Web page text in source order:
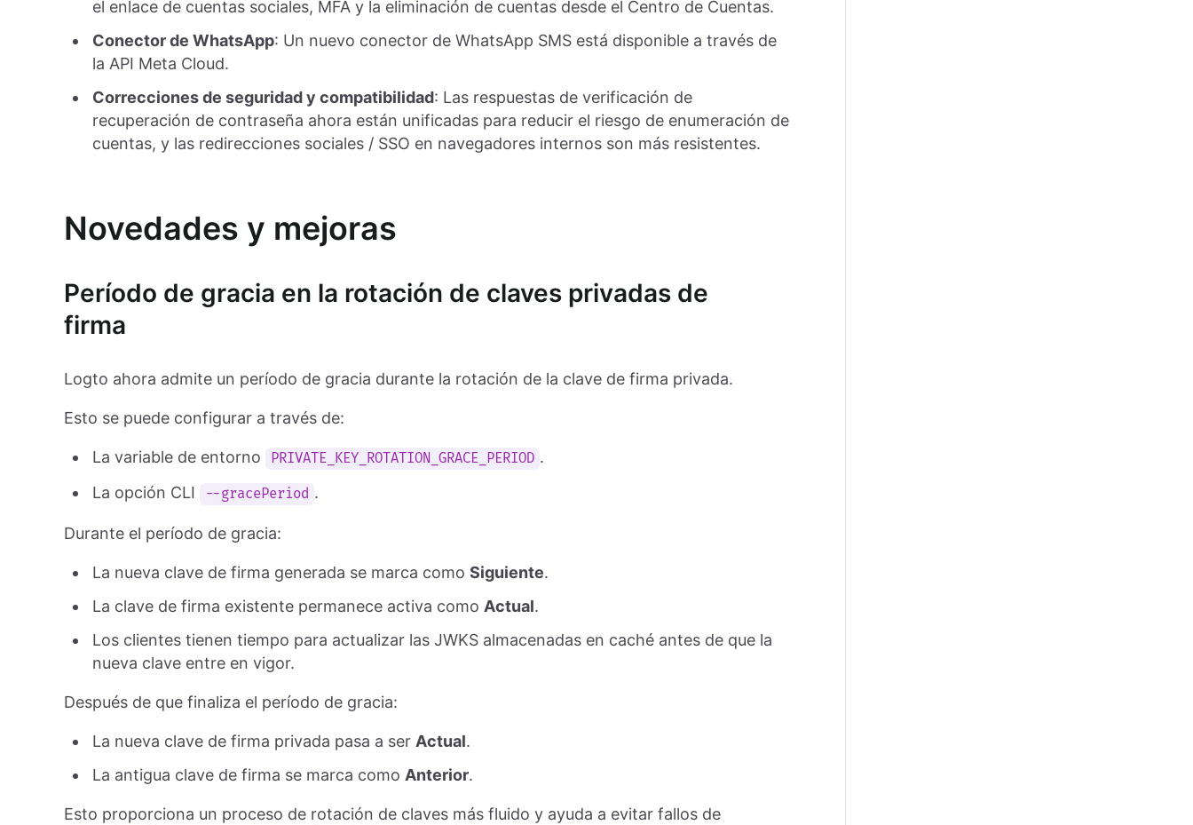
el enlace de cuentas sociales, MFA y la eliminación de cuentas desde el Centro de Cuentas.
Conector de WhatsApp: Un nuevo conector de WhatsApp SMS está disponible a través de
la API Meta Cloud.
Correcciones de seguridad y compatibilidad: Las respuestas de verificación de
recuperación de contraseña ahora están unificadas para reducir el riesgo de enumeración de
cuentas, y las redirecciones sociales / SSO en navegadores internos son más resistentes.
Novedades y mejoras
Período de gracia en la rotación de claves privadas de
firma
Logto ahora admite un período de gracia durante la rotación de la clave de firma privada.
Esto se puede configurar a través de:
La variable de entorno PRIVATE_KEY_ROTATION_GRACE_PERIOD .
La opción CLI
--gracePeriod .
Durante el período de gracia:
La nueva clave de firma generada se marca como Siguiente.
La clave de firma existente permanece activa como Actual.
Los clientes tienen tiempo para actualizar las JWKS almacenadas en caché antes de que la
nueva clave entre en vigor.
Después de que finaliza el período de gracia:
La nueva clave de firma privada pasa a ser Actual.
La antigua clave de firma se marca como Anterior.
Esto proporciona un proceso de rotación de claves más fluido y ayuda a evitar fallos de